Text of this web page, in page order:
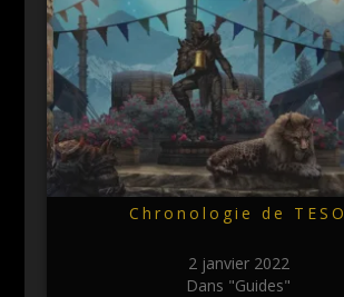
Chronologie de TESO
2 janvier 2022
Dans "Guides"